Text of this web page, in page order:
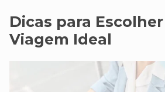
Dicas para
Viagem Ideal